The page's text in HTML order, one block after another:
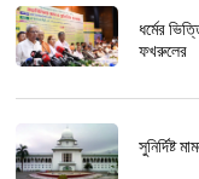
ধর্মের
ফখরুলের
সুনির্দিষ্ট